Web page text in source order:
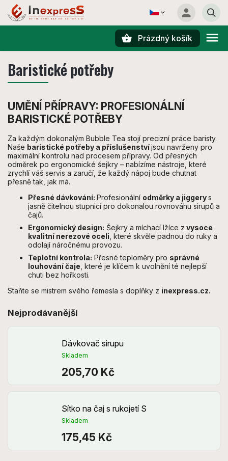
Prázdný košík
Baristické potřeby
UMĚNÍ PŘÍPRAVY: PROFESIONÁLNÍ
BARISTICKÉ POTŘEBY
Za každým dokonalým Bubble Tea stojí precizní práce baristy.
Naše baristické potřeby a příslušenstvíjsou navrženy pro
maximální kontrolu nad procesem přípravy. Od přesných
odměrek po ergonomické šejkry – nabízíme nástroje, které
zrychlí váš servis a zaručí, že každý nápoj bude chutnat
přesně tak, jak má.
Přesné dávkování: Profesionální odměrky a jiggerys
jasně čitelnou stupnicí pro dokonalou rovnováhu sirupů a
čajů.
Ergonomický design: Šejkry a míchací lžíce z vysoce
kvalitní nerezové oceli, které skvěle padnou do ruky a
odolají náročnému provozu.
Teplotní kontrola: Přesné teploměry pro správné
louhování čaje, které je klíčem k uvolnění té nejlepší
chuti bez hořkosti.
Staňte se mistrem svého řemesla s doplňky z inexpress.cz.
Nejprodávanější
Dávkovač sirupu
Skladem
205,70 Kč
Sítko na čaj s rukojetí S
Skladem
175,45 Kč